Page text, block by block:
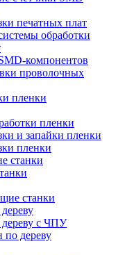
печатных плат
обработки
компонентов
проволочных
пленки
пленки
и запайки пленки
пленки
станки
станки
дереву с ЧПУ
по дереву